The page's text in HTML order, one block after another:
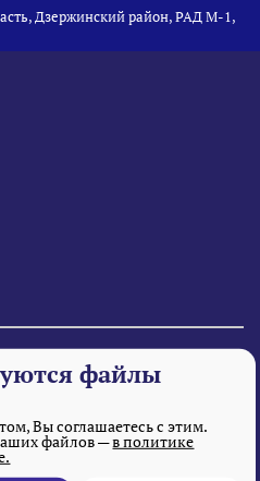
Дзержинский район, РАД М-1,
Все права защищены.
файлы
Вы соглашаетесь с этим.
файлов —в политике